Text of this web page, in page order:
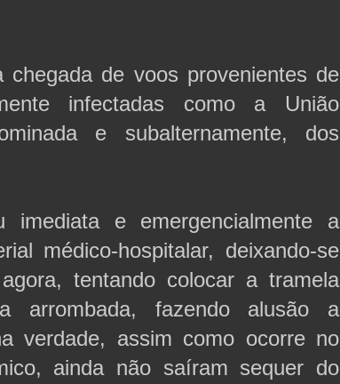
chegada de voos provenientes de
infectadas como a União
e subalternamente, dos
imediata e emergencialmente a
médico-hospitalar, deixando-se
tentando colocar a tramela
arrombada, fazendo alusão a
verdade, assim como ocorre no
ainda não saíram sequer do